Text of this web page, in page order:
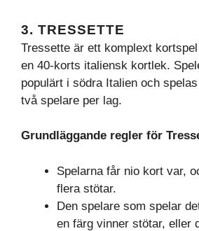
3. TRESSETTE
Tressette är ett komplext
en 40-korts italiensk kortlek.
populärt i södra Italien och
två spelare per lag.
Grundläggande regler för
Spelarna får nio kort var,
flera stötar.
Den spelare som spelar
en färg vinner stötar, eller